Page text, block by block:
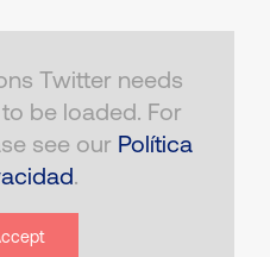
Twitter needs
be loaded. For
see our Política
.